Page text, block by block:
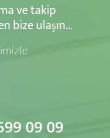
ve takip
bize ulaşın...
09 09